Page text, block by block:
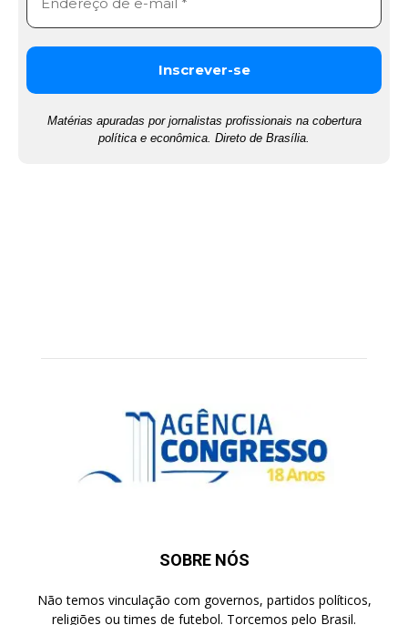
Matérias apuradas por jornalistas profissionais na cobertura
política e econômica. Direto de Brasília.
SOBRE NÓS
Não temos vinculação com governos, partidos políticos,
religiões ou times de futebol. Torcemos pelo Brasil.